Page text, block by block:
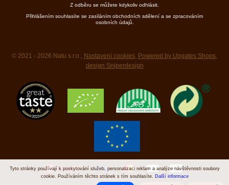
Z odběru se můžete kdykoliv odhlásit.
Přihlášením souhlasíte se zasíláním obchodních sdělení a se zpracováním
osobních údajů.
© 2021 - 2026 Natu s.r.o., Nastavení cookies, Powered by Upgates Shops,
design Sniperdesign
Tyto stránky používají k poskytování služeb, personalizaci reklam a analýze návštěvnosti soubory
cookie. Používáním těchto stránek s tím souhlasíte.
Další informace